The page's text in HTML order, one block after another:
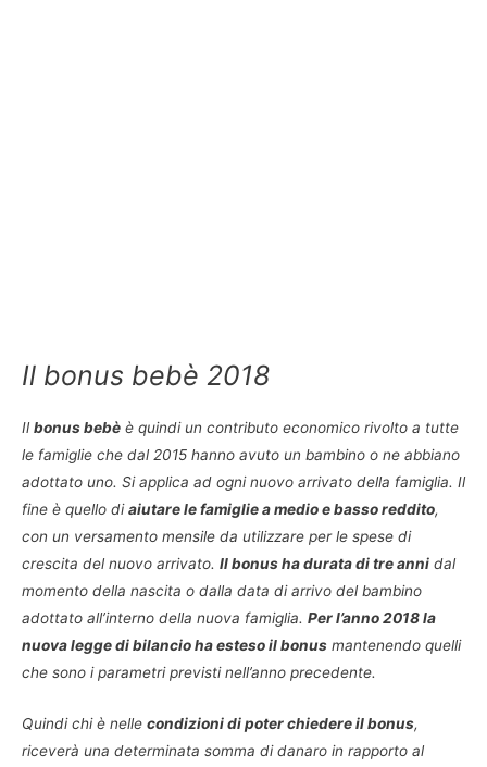
Il bonus bebè 2018
Ilbonus bebè è quindi un contributo economico rivolto a tutte
le famiglie che dal 2015 hanno avuto un bambino o ne abbiano
adottato uno. Si applica ad ogni nuovo arrivato della famiglia. Il
fine è quello diaiutare le famiglie a medio e basso reddito,
con un versamento mensile da utilizzare per le spese di
crescita del nuovo arrivato. Il bonus ha durata di tre anni dal
momento della nascita o dalla data di arrivo del bambino
adottato all’interno della nuova famiglia. Per l’anno 2018 la
nuova legge di bilancio ha esteso il bonus mantenendo quelli
che sono i parametri previsti nell’anno precedente.
Quindi chi è nelle condizioni di poter chiedere il bonus,
riceverà una determinata somma di danaro in rapporto al